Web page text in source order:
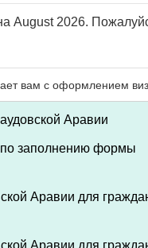
August 2026.
Аравии
по заполнению формы
Аравии для